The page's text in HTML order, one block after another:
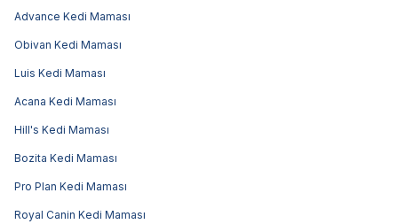
Advance Kedi Maması
Obivan Kedi Maması
Luis Kedi Maması
Acana Kedi Maması
Hill's Kedi Maması
Bozita Kedi Maması
Pro Plan Kedi Maması
Royal Canin Kedi Maması